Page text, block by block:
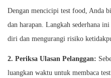
Dengan mencicipi test food, Anda
dan harapan. Langkah sederhana
diri dan mengurangi risiko
2. Periksa Ulasan Pelanggan:
luangkan waktu untuk membaca